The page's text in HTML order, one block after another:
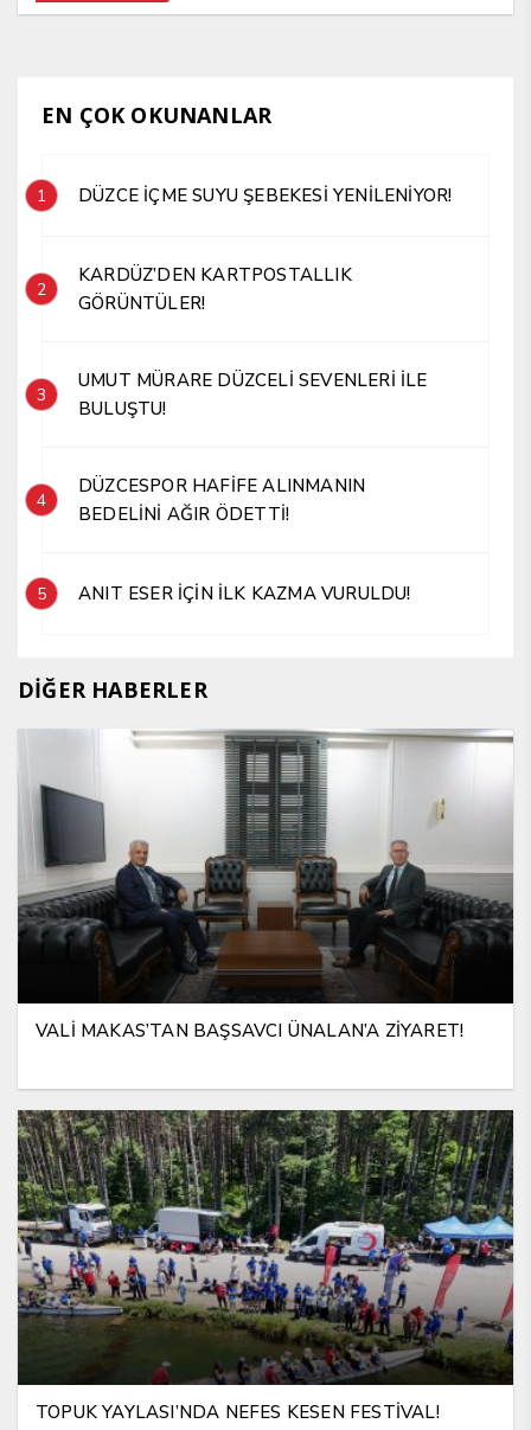
EN ÇOK OKUNANLAR
1 DÜZCE İÇME SUYU ŞEBEKESİ YENİLENİYOR!
2
KARDÜZ’DEN KARTPOSTALLIK
GÖRÜNTÜLER!
3
UMUT MÜRARE DÜZCELİ SEVENLERİ İLE
BULUŞTU!
4
DÜZCESPOR HAFİFE ALINMANIN
BEDELİNİ AĞIR ÖDETTİ!
5 ANIT ESER İÇİN İLK KAZMA VURULDU!
DİĞER HABERLER
VALİ MAKAS’TAN BAŞSAVCI ÜNALAN’A ZİYARET!
TOPUK YAYLASI’NDA NEFES KESEN FESTİVAL!